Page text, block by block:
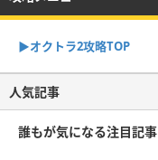
▶︎オクトラ2攻略TOP
人気記事
誰もが気になる注目記事